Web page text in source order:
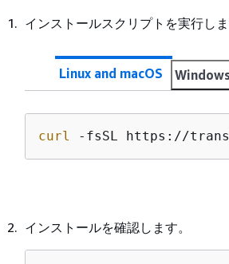
インストールスクリプトを実行しま
Linux and macOS
curl -fsSL https://
インストールを確認します。